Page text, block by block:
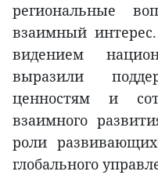
региональные
взаимный
видением
выразили
ценностям и
взаимного
роли
глобального